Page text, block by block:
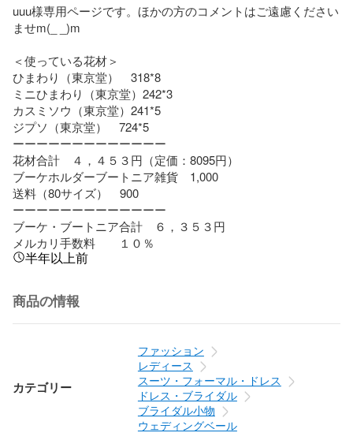
uuu様専用ページです。ほかの方のコメントはご遠慮ください
ませm(_ _)m
＜使っている花材＞
ひまわり（東京堂）　318*8
ミニひまわり（東京堂）242*3
カスミソウ（東京堂）241*5
ジプソ（東京堂）　724*5
ーーーーーーーーーーーーー
花材合計　４，４５３円（定価：8095円）
ブーケホルダーブートニア雑貨　1,000
送料（80サイズ）　900
ーーーーーーーーーーーーー
ブーケ・ブートニア合計　６，３５３円
メルカリ手数料　　１０％
半年以上前
商品の情報
カテゴリー
ファッション
レディース
スーツ・フォーマル・ドレス
ドレス・ブライダル
ブライダル小物
ウェディングベール